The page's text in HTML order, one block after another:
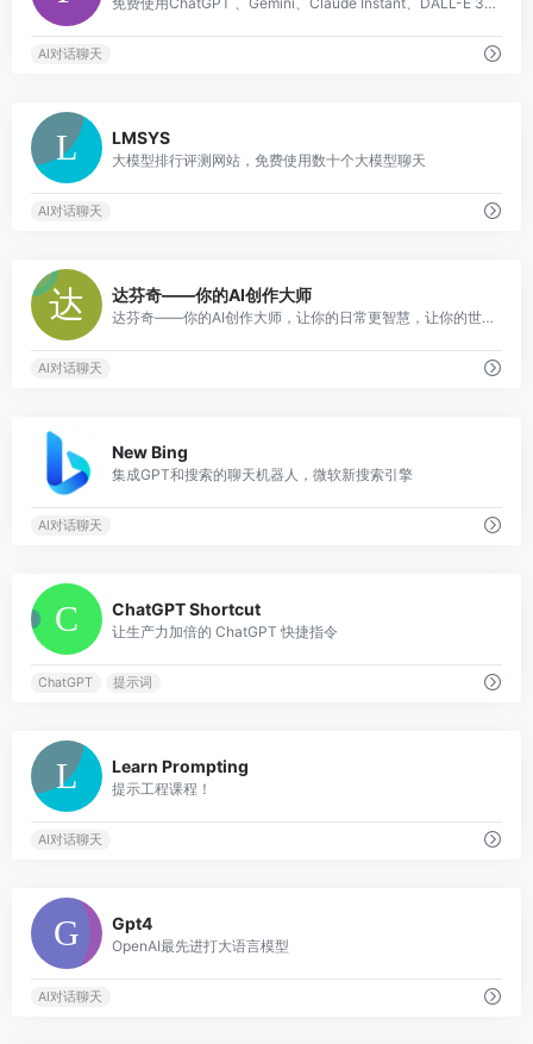
AI对话聊天
LMSYS
大模型排行评测网站，免费使用数十个大模型聊天
AI对话聊天
达芬奇——你的AI创作大师
达芬奇——你的AI创作大师，让你的日常更智慧，让你的世界更精彩！
AI对话聊天
New Bing
集成GPT和搜索的聊天机器人，微软新搜索引擎
AI对话聊天
ChatGPT Shortcut
让生产力加倍的 ChatGPT 快捷指令
ChatGPT 提示词
Learn Prompting
提示工程课程！
AI对话聊天
Gpt4
OpenAI最先进打大语言模型
AI对话聊天